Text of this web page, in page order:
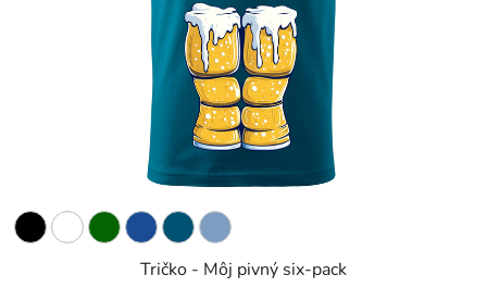
Tričko - Môj pivný six-pack